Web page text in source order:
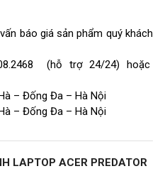
báo giá sản phẩm quý khách
(hỗ trợ 24/24) hoặc
– Đống Đa – Hà Nội
– Đống Đa – Hà Nội
LAPTOP ACER PREDATOR